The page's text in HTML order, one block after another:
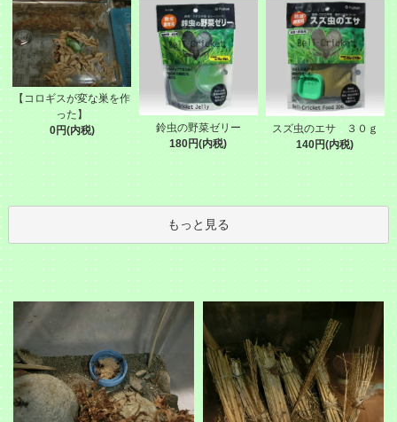
【コロギスが変な巣を作
った】
0円(内税)
鈴虫の野菜ゼリー
180円(内税)
スズ虫のエサ ３０ｇ
140円(内税)
もっと見る